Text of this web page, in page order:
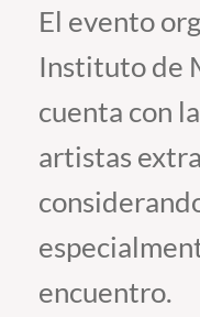
Admisión
Postgrado
Formación Continua
Estudiantes
Académicos
El evento
Instituto de
cuenta con
artistas
encuentro.